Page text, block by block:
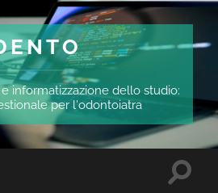
informatizzazione dello studio:
per l'odontoiatra